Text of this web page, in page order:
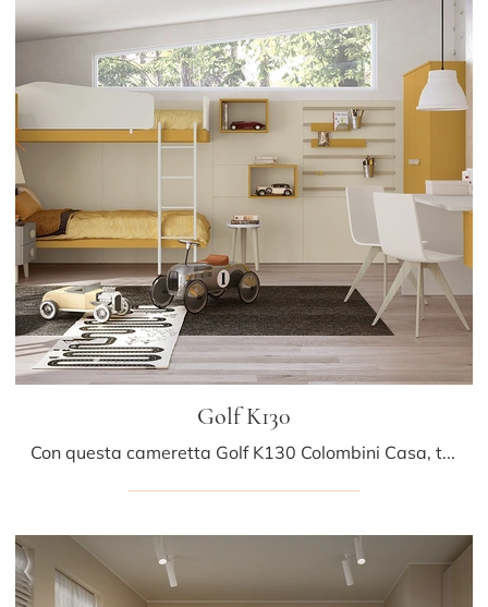
Golf K130
Con questa cameretta Golf K130 Colombini Casa, tra le soluzioni con letti a castello, potrai allestire stanze moderne per bambine.